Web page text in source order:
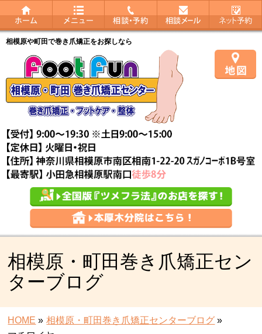
相模原や町田で巻き爪矯正をお探しなら
相模原・町田巻き爪矯正セン
ターブログ
HOME » 相模原・町田巻き爪矯正センターブログ »